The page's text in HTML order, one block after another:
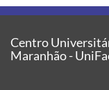
Centro
Maranhão -